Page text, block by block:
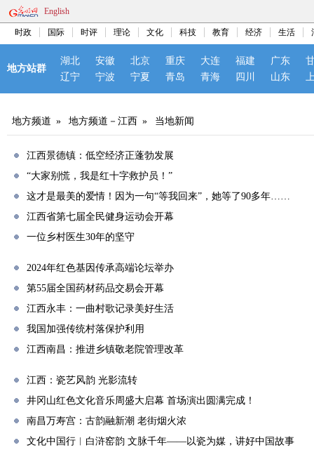
English
时政 国际 时评 理论 文化 科技 教育 经济 生活
地方站群
湖北 安徽 北京 重庆 大连 福建 广东
辽宁
宁波 宁夏 青岛 青海 四川 山东
地方频道 » 地方频道－江西 » 当地新闻
江西景德镇：低空经济正蓬勃发展
“大家别慌，我是红十字救护员！”
这才是最美的爱情！因为一句“等我回来”，她等了90多年……
江西省第七届全民健身运动会开幕
一位乡村医生30年的坚守
2024年红色基因传承高端论坛举办
第55届全国药材药品交易会开幕
江西永丰：一曲村歌记录美好生活
我国加强传统村落保护利用
江西南昌：推进乡镇敬老院管理改革
江西：瓷艺风韵 光影流转
井冈山红色文化音乐周盛大启幕 首场演出圆满完成！
南昌万寿宫：古韵融新潮 老街烟火浓
文化中国行︱白浒窑韵 文脉千年——以瓷为媒，讲好中国故事